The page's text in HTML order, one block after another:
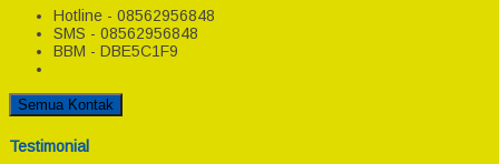
Hotline - 08562956848
SMS - 08562956848
BBM - DBE5C1F9
Semua Kontak
Testimonial